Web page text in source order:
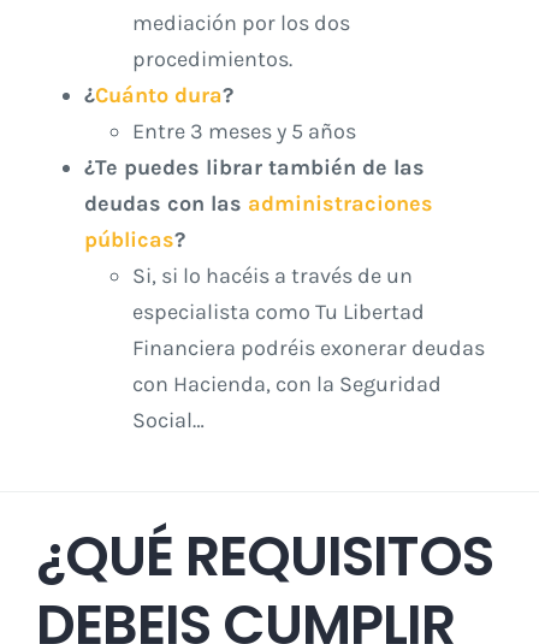
mediación por los dos
procedimientos.
¿Cuánto dura?
Entre 3 meses y 5 años
¿Te puedes librar también de las
deudas con las administraciones
públicas?
Si, si lo hacéis a través de un
especialista como Tu Libertad
Financiera podréis exonerar deudas
con Hacienda, con la Seguridad
Social…
¿QUÉ REQUISITOS
DEBEIS CUMPLIR